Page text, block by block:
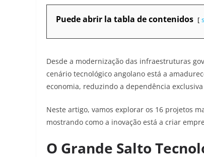
Puede abrir la tabla de contenidos
Desde a modernização das infraestruturas
cenário tecnológico angolano está a
economia, reduzindo a dependência
Neste artigo, vamos explorar os 16 projetos
mostrando como a inovação está a criar
O Grande Salto